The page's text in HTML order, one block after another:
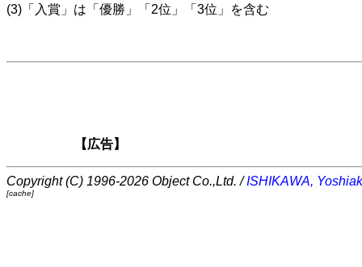
(3)「入賞」は「優勝」「2位」「3位」を含む
【広告】
Copyright (C) 1996-2026 Object Co.,Ltd. /ISHIKAWA,
[cache]